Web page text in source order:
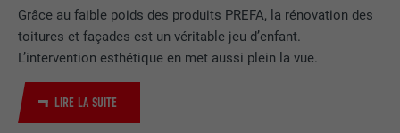
Grâce au faible poids des produits PREFA, la rénovation des
toitures et façades est un véritable jeu d’enfant.
L’intervention esthétique en met aussi plein la vue.
LIRE LA SUITE
UTILITÉ
Utilisé par le service de réseau social
LinkedIn pour suivre l'utilisation de